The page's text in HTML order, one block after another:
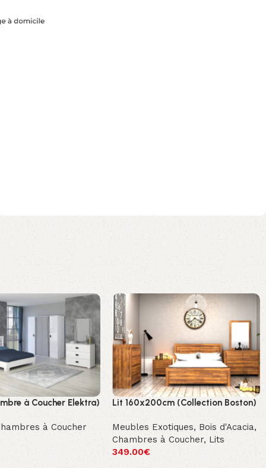
à Coucher Elektra)
à Coucher
Lit 160x200cm (Collection Boston)
Meubles Exotiques, Bois d'Acacia,
Chambres à Coucher, Lits
349.00€